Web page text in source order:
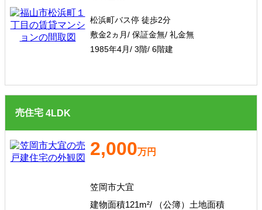
松浜町バス停 徒歩2分
敷金2ヵ月/ 保証金無/ 礼金無
1985年4月/ 3階/ 6階建
売住宅 4LDK
2,000万円
笠岡市大宜
建物面積121m²/ （公簿）土地面積